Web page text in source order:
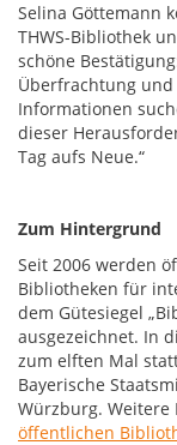
Selina Göttemann
THWS-Bibliothek
schöne
Überfrachtung
Informationen
dieser
Tag aufs Neue.“
Zum Hintergrund
Seit 2006 werden
Bibliotheken für
dem Gütesiegel
ausgezeichnet. In
zum elften Mal
Bayerische
Würzburg.
öffentlichen